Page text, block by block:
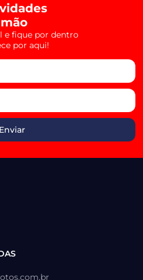
e fique por dentro
por aqui!